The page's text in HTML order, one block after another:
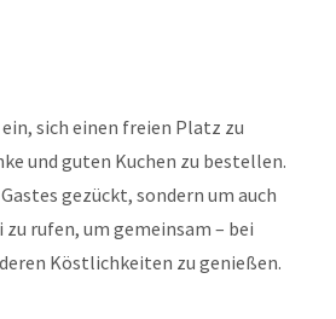
sich einen freien Platz zu
und guten Kuchen zu bestellen.
gezückt, sondern um auch
rufen, um gemeinsam – bei
Köstlichkeiten zu genießen.